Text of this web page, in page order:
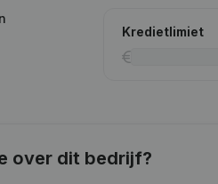
Kredietlimiet
over dit bedrijf?